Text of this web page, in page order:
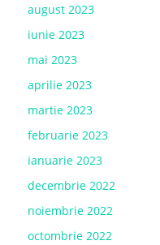
august 2023
iunie 2023
mai 2023
aprilie 2023
martie 2023
februarie 2023
ianuarie 2023
decembrie 2022
noiembrie 2022
octombrie 2022